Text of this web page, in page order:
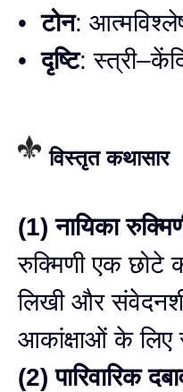
•टोन:
•दृष्टि:
विस्तृत कथासार
(1) नायिका
रुक्मिणी एक छोटे
लिखी और
आकांक्षाओं के लिए
(2) पारिवारिक